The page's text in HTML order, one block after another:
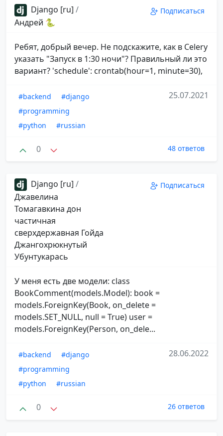
Django [ru] /
Андрей 🐍
Подписаться
Ребят, добрый вечер. Не подскажите, как в Celery
указать "Запуск в 1:30 ночи"? Правильный ли это
вариант? 'schedule': crontab(hour=1, minute=30),
#backend
#django
#programming
#python
#russian
25.07.2021
0 48 ответов
Django [ru] /
Джавелина
Томагавкина дон
частичная
сверхдержавная Гойда
Джангохрюкнутый
Убунтукарась
Подписаться
У меня есть две модели: class
BookComment(models.Model): book =
models.ForeignKey(Book, on_delete =
models.SET_NULL, null = True) user =
models.ForeignKey(Person, on_dele...
#backend
#django
#programming
#python
#russian
28.06.2022
0 26 ответов